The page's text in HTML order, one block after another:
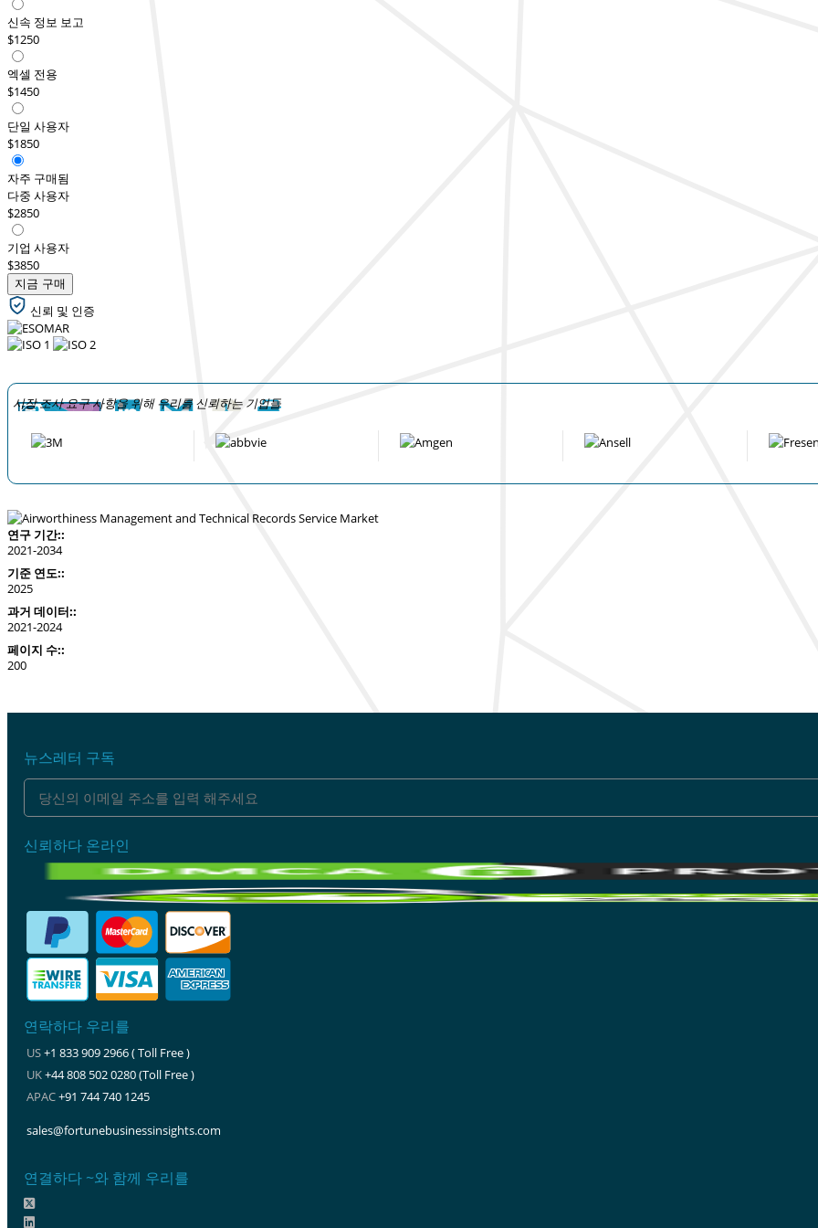
신속 정보 보고
$1250
엑셀 전용
$1450
단일 사용자
$1850
자주 구매됨
다중 사용자
$2850
기업 사용자
$3850
지금 구매
신뢰 및 인증
시장 조사 요구 사항을 위해 우리를 신뢰하는 기업들
연구 기간::
2021-2034
기준 연도::
2025
과거 데이터::
2021-2024
페이지 수::
200
뉴스레터 구독
신뢰하다 온라인
연락하다 우리를
US+1 833 909 2966 ( Toll Free )
UK+44 808 502 0280 (Toll Free )
APAC+91 744 740 1245
sales@fortunebusinessinsights.com
연결하다 ~와 함께 우리를